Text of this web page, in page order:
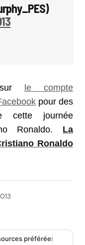
sur le compte
pour des
cette journée
Ronaldo. La
Ronaldo
préférées